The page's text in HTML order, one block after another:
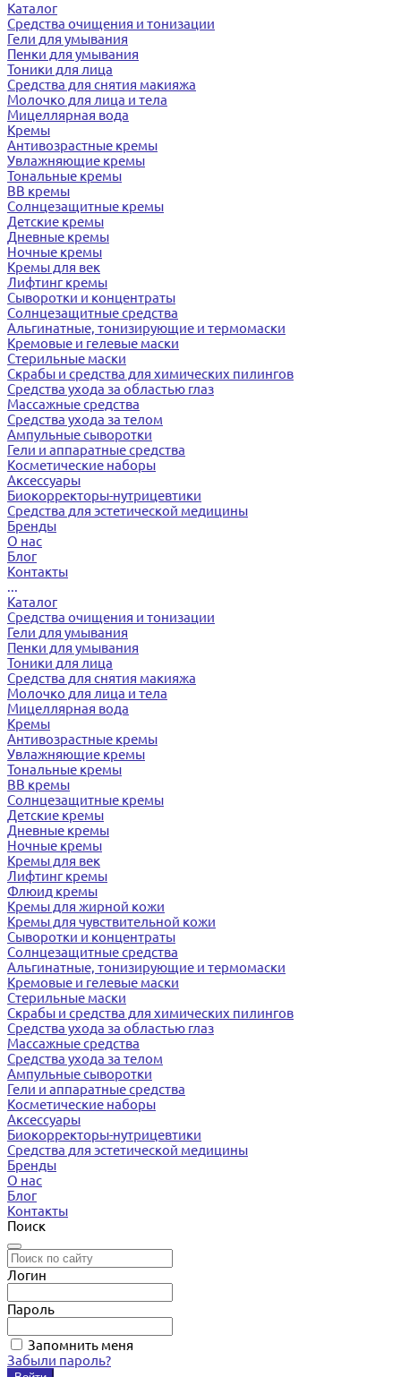
Каталог
Средства очищения и тонизации
Гели для умывания
Пенки для умывания
Тоники для лица
Средства для снятия макияжа
Молочко для лица и тела
Мицеллярная вода
Кремы
Антивозрастные кремы
Увлажняющие кремы
Тональные кремы
BB кремы
Солнцезащитные кремы
Детские кремы
Дневные кремы
Ночные кремы
Кремы для век
Лифтинг кремы
Сыворотки и концентраты
Солнцезащитные средства
Альгинатные, тонизирующие и термомаски
Кремовые и гелевые маски
Стерильные маски
Скрабы и средства для химических пилингов
Средства ухода за областью глаз
Массажные средства
Средства ухода за телом
Ампульные сыворотки
Гели и аппаратные средства
Косметические наборы
Аксессуары
Биокорректоры-нутрицевтики
Средства для эстетической медицины
Бренды
О нас
Блог
Контакты
...
Каталог
Средства очищения и тонизации
Гели для умывания
Пенки для умывания
Тоники для лица
Средства для снятия макияжа
Молочко для лица и тела
Мицеллярная вода
Кремы
Антивозрастные кремы
Увлажняющие кремы
Тональные кремы
BB кремы
Солнцезащитные кремы
Детские кремы
Дневные кремы
Ночные кремы
Кремы для век
Лифтинг кремы
Флюид кремы
Кремы для жирной кожи
Кремы для чувствительной кожи
Сыворотки и концентраты
Солнцезащитные средства
Альгинатные, тонизирующие и термомаски
Кремовые и гелевые маски
Стерильные маски
Скрабы и средства для химических пилингов
Средства ухода за областью глаз
Массажные средства
Средства ухода за телом
Ампульные сыворотки
Гели и аппаратные средства
Косметические наборы
Аксессуары
Биокорректоры-нутрицевтики
Средства для эстетической медицины
Бренды
О нас
Блог
Контакты
Поиск
Логин
Пароль
Запомнить меня
Забыли пароль?